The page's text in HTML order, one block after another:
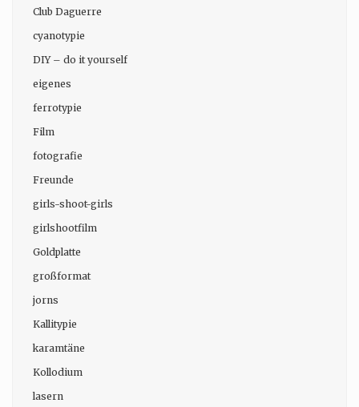
Club Daguerre
cyanotypie
DIY – do it yourself
eigenes
ferrotypie
Film
fotografie
Freunde
girls-shoot-girls
girlshootfilm
Goldplatte
großformat
jorns
Kallitypie
karamtäne
Kollodium
lasern